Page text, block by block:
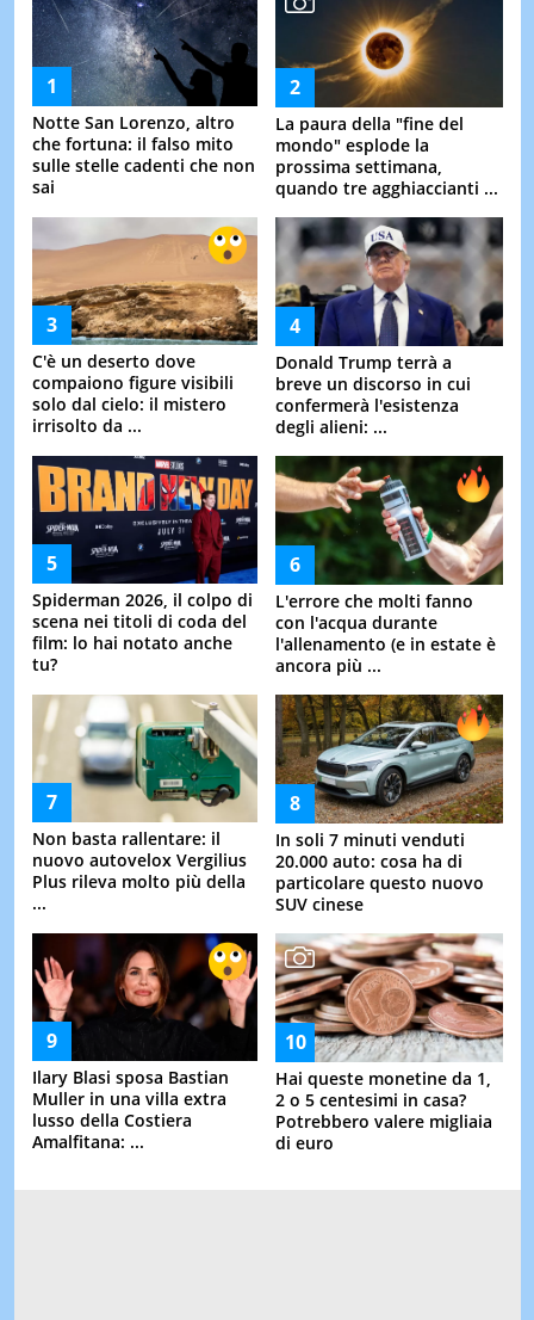
Notte San Lorenzo, altro
che fortuna: il falso mito
sulle stelle cadenti che non
sai
La paura della "fine del
mondo" esplode la
prossima settimana,
quando tre agghiaccianti ...
C'è un deserto dove
compaiono figure visibili
solo dal cielo: il mistero
irrisolto da ...
Donald Trump terrà a
breve un discorso in cui
confermerà l'esistenza
degli alieni: ...
Spiderman 2026, il colpo di
scena nei titoli di coda del
film: lo hai notato anche
tu?
L'errore che molti fanno
con l'acqua durante
l'allenamento (e in estate è
ancora più ...
Non basta rallentare: il
nuovo autovelox Vergilius
Plus rileva molto più della
...
In soli 7 minuti venduti
20.000 auto: cosa ha di
particolare questo nuovo
SUV cinese
Ilary Blasi sposa Bastian
Muller in una villa extra
lusso della Costiera
Amalfitana: ...
Hai queste monetine da 1,
2 o 5 centesimi in casa?
Potrebbero valere migliaia
di euro